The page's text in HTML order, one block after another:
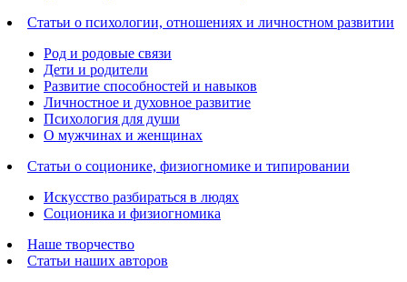
Статьи о психологии, отношениях и личностном развитии
Род и родовые связи
Дети и родители
Развитие способностей и навыков
Личностное и духовное развитие
Психология для души
О мужчинах и женщинах
Статьи о соционике, физиогномике и типировании
Искусство разбираться в людях
Соционика и физиогномика
Наше творчество
Статьи наших авторов